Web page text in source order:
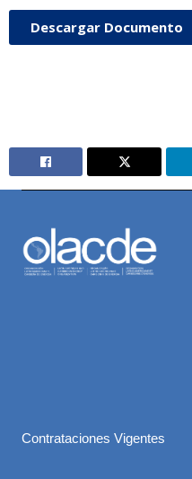
Descargar Documento
Contrataciones Vigentes